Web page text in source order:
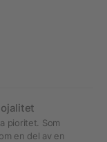
pioritet. Som
en del av en